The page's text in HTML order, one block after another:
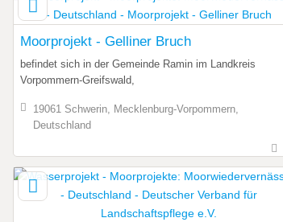
Moorprojekt - Gelliner Bruch
befindet sich in der Gemeinde Ramin im Landkreis
Vorpommern-Greifswald,
19061 Schwerin, Mecklenburg-Vorpommern,
Deutschland